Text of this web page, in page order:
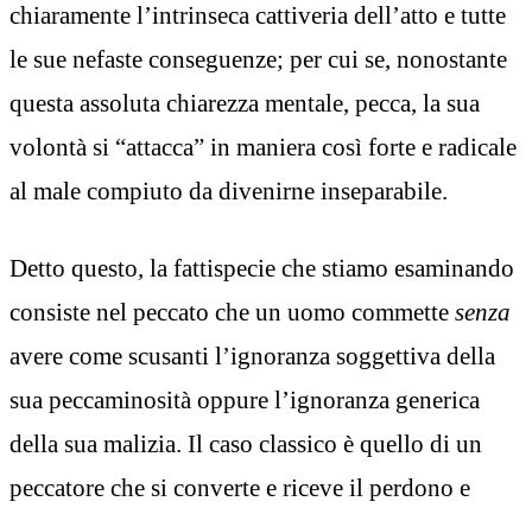
chiaramente l’intrinseca cattiveria dell’atto e tutte
le sue nefaste conseguenze; per cui se, nonostante
questa assoluta chiarezza mentale, pecca, la sua
volontà si “attacca” in maniera così forte e radicale
al male compiuto da divenirne inseparabile.
Detto questo, la fattispecie che stiamo esaminando
consiste nel peccato che un uomo commette senza
avere come scusanti l’ignoranza soggettiva della
sua peccaminosità oppure l’ignoranza generica
della sua malizia. Il caso classico è quello di un
peccatore che si converte e riceve il perdono e